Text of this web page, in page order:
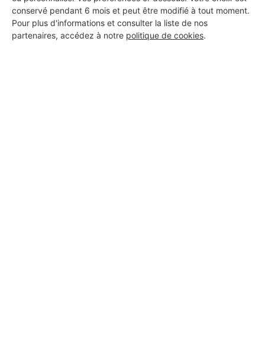
conservé pendant 6 mois et peut être modifié à tout moment.
Pour plus d'informations et consulter la liste de nos
partenaires, accédez à notre politique de cookies.
Aucun autre professionnel disponible dans cette zone